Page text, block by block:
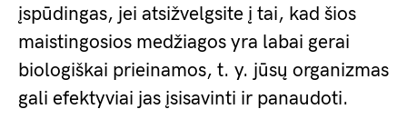
įspūdingas, jei atsižvelgsite į tai, kad šios
maistingosios medžiagos yra labai gerai
biologiškai prieinamos, t. y. jūsų organizmas
gali efektyviai jas įsisavinti ir panaudoti.